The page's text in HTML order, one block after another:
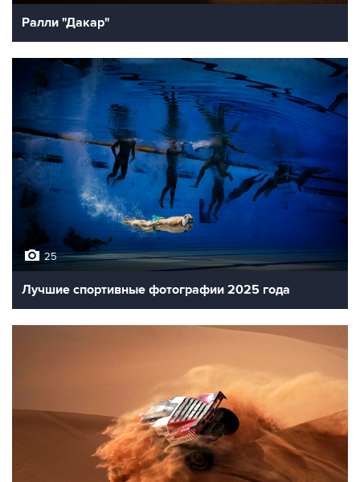
Ралли "Дакар"
25
Лучшие спортивные фотографии 2025 года